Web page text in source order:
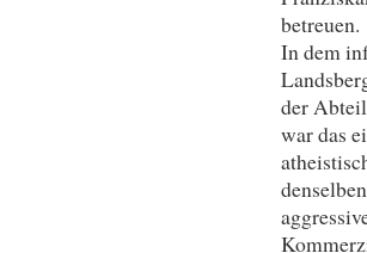
betreuen.
In dem
der
war das